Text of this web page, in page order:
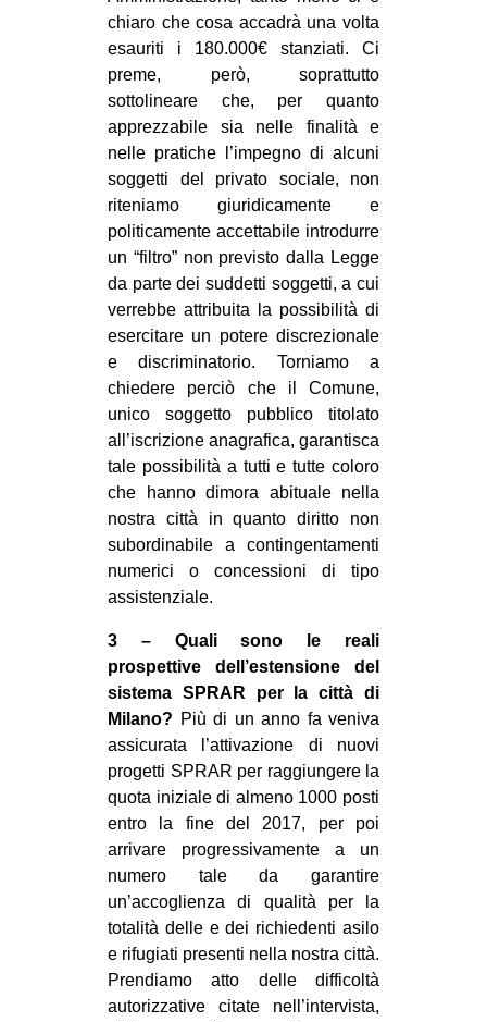
chiaro che cosa accadrà una volta
esauriti i 180.000€ stanziati. Ci
preme, però, soprattutto
sottolineare che, per quanto
apprezzabile sia nelle finalità e
nelle pratiche l’impegno di alcuni
soggetti del privato sociale, non
riteniamo giuridicamente e
politicamente accettabile introdurre
un “filtro” non previsto dalla Legge
da parte dei suddetti soggetti, a cui
verrebbe attribuita la possibilità di
esercitare un potere discrezionale
e discriminatorio. Torniamo a
chiedere perciò che il Comune,
unico soggetto pubblico titolato
all’iscrizione anagrafica, garantisca
tale possibilità a tutti e tutte coloro
che hanno dimora abituale nella
nostra città in quanto diritto non
subordinabile a contingentamenti
numerici o concessioni di tipo
assistenziale.
3 – Quali sono le reali
prospettive dell’estensione del
sistema SPRAR per la città di
Milano? Più di un anno fa veniva
assicurata l’attivazione di nuovi
progetti SPRAR per raggiungere la
quota iniziale di almeno 1000 posti
entro la fine del 2017, per poi
arrivare progressivamente a un
numero tale da garantire
un’accoglienza di qualità per la
totalità delle e dei richiedenti asilo
e rifugiati presenti nella nostra città.
Prendiamo atto delle difficoltà
autorizzative citate nell’intervista,